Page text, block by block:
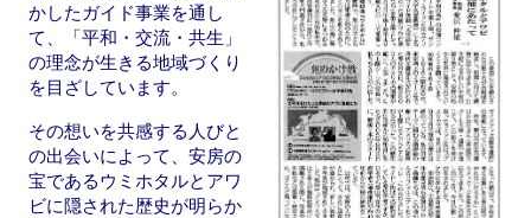
かしたガイド事業を通し
て、「平和・交流・共生」
の理念が生きる地域づくり
を目ざしています。
その想いを共感する人びと
の出会いによって、安房の
宝であるウミホタルとアワ
ビに隠された歴史が明らか